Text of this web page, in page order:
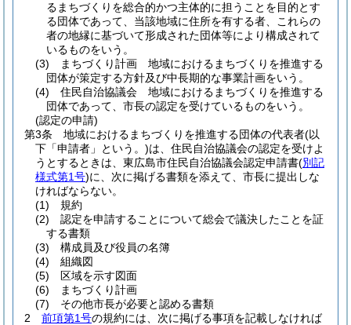
るまちづくりを総合的かつ主体的に担うことを目的とす
る団体であって、当該地域に住所を有する者、これらの
者の地縁に基づいて形成された団体等により構成されて
いるものをいう。
(3)
まちづくり計画 地域におけるまちづくりを推進する
団体が策定する方針及び中長期的な事業計画をいう。
(4)
住民自治協議会 地域におけるまちづくりを推進する
団体であって、市長の認定を受けているものをいう。
(認定の申請)
第3条
地域におけるまちづくりを推進する団体の代表者(以
下「申請者」という。)は、住民自治協議会の認定を受けよ
うとするときは、東広島市住民自治協議会認定申請書(別記
様式第1号)に、次に掲げる書類を添えて、市長に提出しな
ければならない。
(1)
規約
(2)
認定を申請することについて総会で議決したことを証
する書類
(3)
構成員及び役員の名簿
(4)
組織図
(5)
区域を示す図面
(6)
まちづくり計画
(7)
その他市長が必要と認める書類
2
前項第1号の規約には、次に掲げる事項を記載しなければ